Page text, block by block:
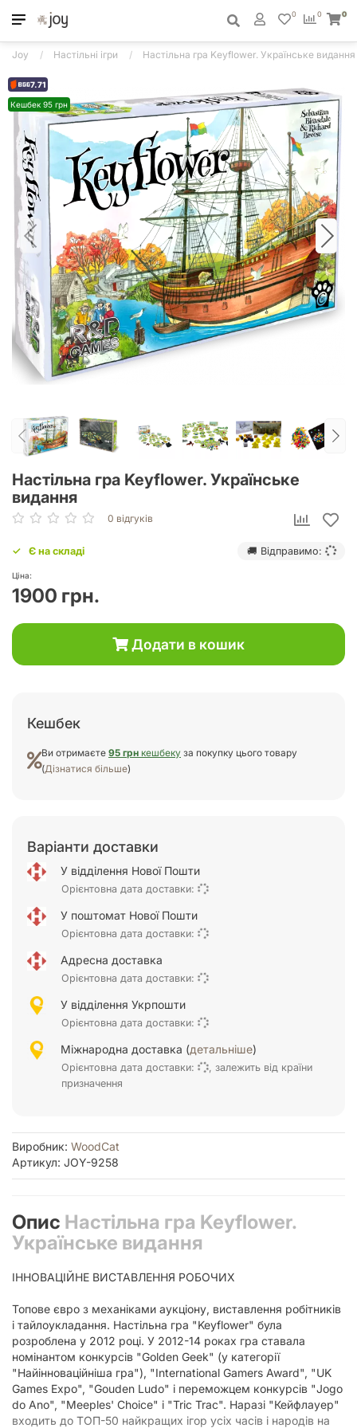
0
0 0
Joy Настільні ігри Настільна гра Keyflower. Українське видання
7.71
Кешбек 95 грн
Настільна гра Keyflower. Українське
видання
0 відгуків
Є на складі 🚚 Відправимо:
Ціна:
1900 грн.
Додати в кошик
Кешбек
Ви отримаєте 95 грн кешбеку за покупку цього товару
(Дізнатися більше)
Варіанти доставки
У відділення Нової Пошти
Орієнтовна дата доставки:
У поштомат Нової Пошти
Орієнтовна дата доставки:
Адресна доставка
Орієнтовна дата доставки:
У відділення Укрпошти
Орієнтовна дата доставки:
Міжнародна доставка (детальніше)
Орієнтовна дата доставки:
, залежить від країни
призначення
Виробник: WoodCat
Артикул: JOY-9258
Опис Настільна гра Keyflower.
Українське видання
ІННОВАЦІЙНЕ ВИСТАВЛЕННЯ РОБОЧИХ
Топове євро з механіками аукціону, виставлення робітників
і тайлоукладання. Настільна гра "Keyflower" була
розроблена у 2012 році. У 2012-14 роках гра ставала
номінантом конкурсів "Golden Geek" (у категорії
"Найінноваційніша гра"), "International Gamers Award", "UK
Games Expo", "Gouden Ludo" і переможцем конкурсів "Jogo
do Ano", "Meeples' Choice" і "Tric Trac". Наразі "Кейфлауер"
входить до ТОП-50 найкращих ігор усіх часів і народів на